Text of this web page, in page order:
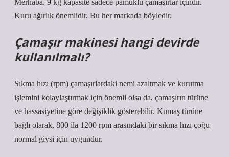
Merhaba. 9 kg kapasite sadece pamuklu çamaşırlar içindir.
Kuru ağırlık önemlidir. Bu her markada böyledir.
Çamaşır makinesi hangi devirde
kullanılmalı?
Sıkma hızı (rpm) çamaşırlardaki nemi azaltmak ve kurutma
işlemini kolaylaştırmak için önemli olsa da, çamaşırın türüne
ve hassasiyetine göre değişiklik gösterebilir. Kumaş türüne
bağlı olarak, 800 ila 1200 rpm arasındaki bir sıkma hızı çoğu
normal giysi için uygundur.